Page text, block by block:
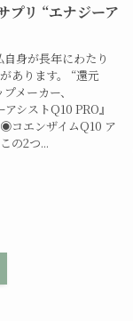
プリ “エナジーア
身が長年にわたり
あります。 “還元
メーカー、
シストQ10 PRO』
コエンザイムQ10 ア
の2つ...